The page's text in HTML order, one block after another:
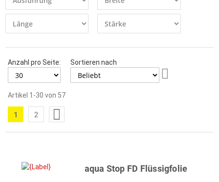
Anzahl pro Seite:
Sortieren nach
Artikel 1 -30 von 57
Sie
1 Seite
2
aqua Stop FD Flüssigfolie